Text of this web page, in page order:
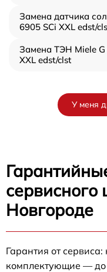
Замена датчика
6905 SCi XXL edst/
Замена ТЭН Miele G
XXL edst/clst
У меня
Новгороде
Гарантия от
комплектующие — до